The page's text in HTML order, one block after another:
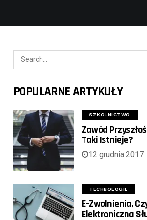
POPULARNE ARTYKUŁY
SZKOLNICTWO
Zawód
Taki Istnieje?
12 grudnia 2017
TECHNOLOGIE
E-Zwolnienia,
Elektroniczna